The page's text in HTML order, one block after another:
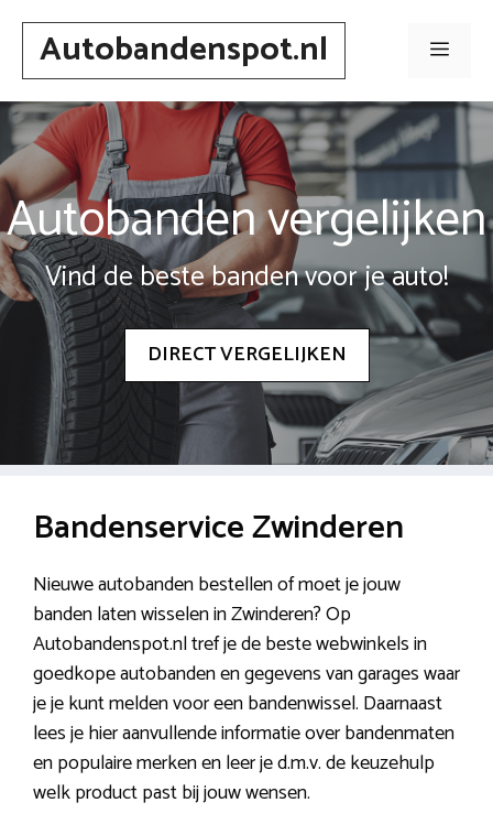
Spring
inhoudAutobandenspot.nl Menu
Autobanden vergelijken
Vind de beste banden voor je auto!
DIRECT VERGELIJKEN
Bandenservice Zwinderen
Nieuwe autobanden bestellen of moet je jouw
banden laten wisselen in Zwinderen? Op
Autobandenspot.nl tref je de beste webwinkels in
goedkope autobanden en gegevens van garages waar
je je kunt melden voor een bandenwissel. Daarnaast
lees je hier aanvullende informatie over bandenmaten
en populaire merken en leer je d.m.v. de keuzehulp
welk product past bij jouw wensen.